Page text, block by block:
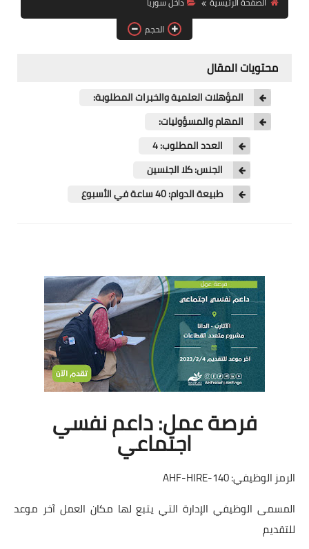
فرص عمل في العراق
فرص عمل في اليمن
دورات تدريبية
الحجم
محتويات المقال
المؤهلات العلمية والخبرات المطلوبة:
المهام والمسؤوليات:
العدد المطلوب: 4
الجنس: كلا الجنسين
طبيعة الدوام: 40 ساعة في الأسبوع
فرصة عمل: داعم نفسي
اجتماعي
الرمز الوظيفي: AHF-HIRE-140
المسمى الوظيفي الإدارة التي يتبع لها مكان العمل آخر موعد
للتقديم